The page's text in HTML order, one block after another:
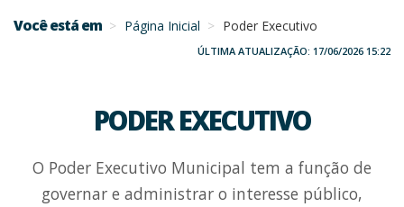
Você está em Página Inicial Poder Executivo
ÚLTIMA ATUALIZAÇÃO: 17/06/2026 15:22
PODER EXECUTIVO
O Poder Executivo Municipal tem a função de
governar e administrar o interesse público,